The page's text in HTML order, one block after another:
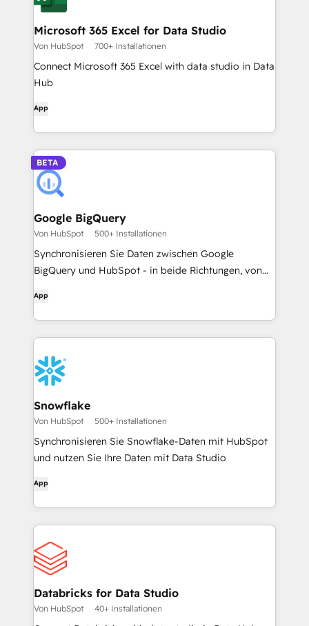
Microsoft 365 Excel for Data Studio
Von HubSpot 700+ Installationen
Connect Microsoft 365 Excel with data studio in Data
Hub
App
BETA
Google BigQuery
Von HubSpot 500+ Installationen
Synchronisieren Sie Daten zwischen Google
BigQuery und HubSpot - in beide Richtungen, von
App
Snowflake
Von HubSpot 500+ Installationen
Synchronisieren Sie Snowflake-Daten mit HubSpot
und nutzen Sie Ihre Daten mit Data Studio
App
Databricks for Data Studio
Von HubSpot 40+ Installationen